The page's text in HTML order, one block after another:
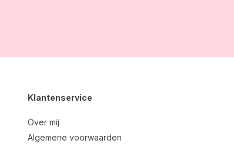
Klantenservice
Over mij
Algemene voorwaarden